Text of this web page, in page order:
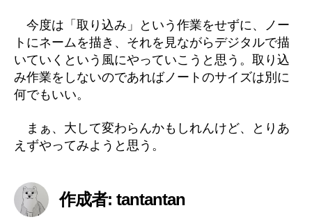
今度は「取り込み」という作業をせずに、ノー
トにネームを描き、それを見ながらデジタルで描
いていくという風にやっていこうと思う。取り込
み作業をしないのであればノートのサイズは別に
何でもいい。
まぁ、大して変わらんかもしれんけど、とりあ
えずやってみようと思う。
作成者: tantantan